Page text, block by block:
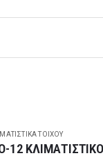
ΤΟΊΧΟΥ